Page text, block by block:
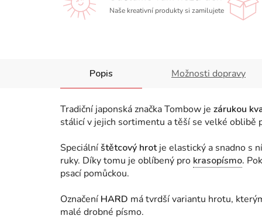
Naše kreativní produkty si zamilujete
Popis Možnosti dopravy
Tradiční japonská značka Tombow je zárukou
stálicí v jejich sortimentu a těší se velké oblibě
Speciálníštětcový hrotje elastický a snadno s
ruky. Díky tomu je oblíbený pro krasopísmo.
psací pomůckou.
Označení HARD má tvrdší variantu hrotu,
malé drobné písmo.